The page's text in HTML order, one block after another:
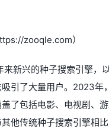
zooqle.com）
来新兴的种子搜索引擎，
引了大量用户。2023年
了包括电影、电视剧、
他传统种子搜索引擎相